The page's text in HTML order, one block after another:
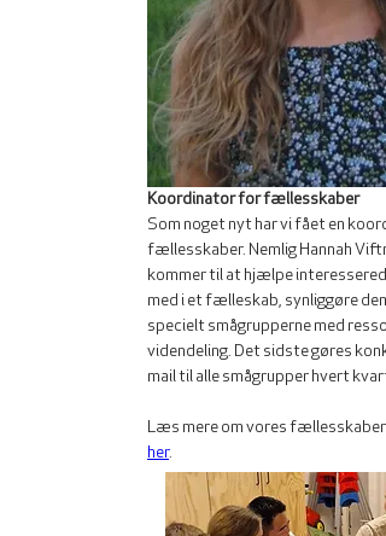
Koordinator for fællesskaber
Som noget nyt har vi fået en
fællesskaber. Nemlig Hannah
kommer til at hjælpe
med i et fælleskab, synliggøre
specielt smågrupperne med
videndeling. Det sidste gøres
mail til alle smågrupper hvert
Læs mere om vores fællesskaber
her.